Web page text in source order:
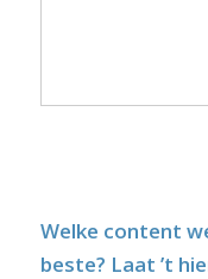
Welke content
beste? Laat ’t